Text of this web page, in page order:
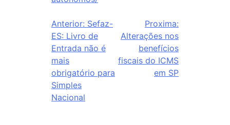
Anterior: Sefaz-
ES: Livro de
Entrada não é
mais
obrigatório para
Simples
Nacional
Proxima:
Alterações nos
benefícios
fiscais do ICMS
em SP